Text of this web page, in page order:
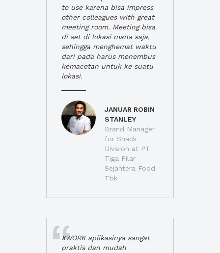
to use karena bisa impress
other colleagues with great
meeting room. Meeting bisa
di set di lokasi mana saja,
sehingga menghemat waktu
dari pada harus menembus
kemacetan untuk ke suatu
lokasi.
JANUAR ROBIN
STANLEY
Brand Manager
for Snack
Division at PT
Tiga Pilar
Sejahtera Food
Tbk
XWORK aplikasinya sangat
praktis dan mudah